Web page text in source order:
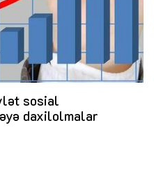
sosial
daxilolmalar